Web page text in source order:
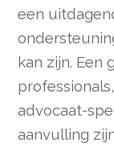
een
kan zijn. Een
advocaat-
aanvulling